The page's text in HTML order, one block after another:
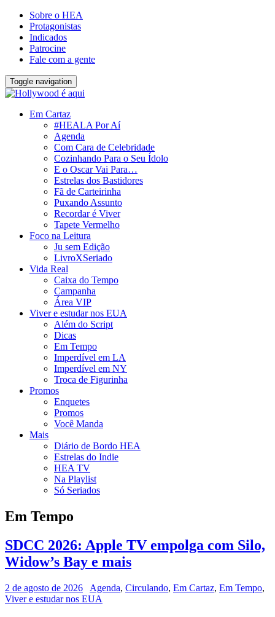
Sobre o HEA
Protagonistas
Indicados
Patrocine
Fale com a gente
Toggle navigation
Em Cartaz
#HEALA Por Aí
Agenda
Com Cara de Celebridade
Cozinhando Para o Seu Ídolo
E o Oscar Vai Para…
Estrelas dos Bastidores
Fã de Carteirinha
Puxando Assunto
Recordar é Viver
Tapete Vermelho
Foco na Leitura
Ju sem Edição
LivroXSeriado
Vida Real
Caixa do Tempo
Campanha
Área VIP
Viver e estudar nos EUA
Além do Script
Dicas
Em Tempo
Imperdível em LA
Imperdível em NY
Troca de Figurinha
Promos
Enquetes
Promos
Você Manda
Mais
Diário de Bordo HEA
Estrelas do Indie
HEA TV
Na Playlist
Só Seriados
Em Tempo
SDCC 2026: Apple TV empolga com Silo,
Widow’s Bay e mais
2 de agosto de 2026 Agenda, Circulando, Em Cartaz, Em Tempo,
Viver e estudar nos EUA